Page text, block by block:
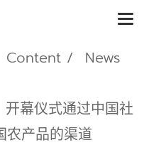
Content
News
幕仪式通过中国社
农产品的渠道